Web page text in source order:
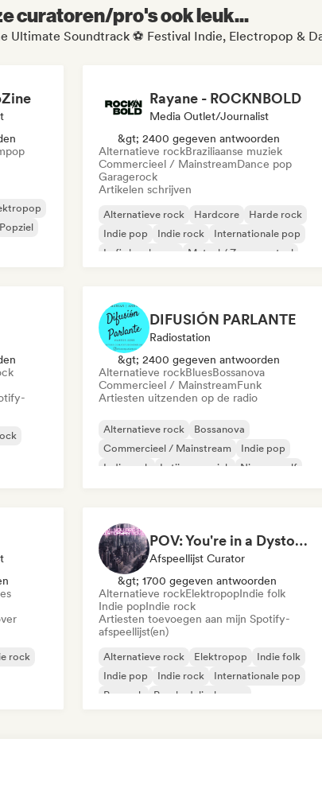
curatoren/pro's ook leuk...
Ultimate Soundtrack ⚽️ Festival Indie, Electropop &
Popziel
Rayane - ROCKNBOLD
Media Outlet/Journalist
&gt; 2400 gegeven antwoorden
Alternatieve rockBraziliaanse muziek
Commercieel / MainstreamDance pop
Garagerock
Artikelen schrijven
Alternatieve rock Hardcore
Harde rock
Indie pop
Indie rock
Internationale pop
Lofi slaapkamer
Metaal / Zwaar metaal
DIFUSIÓN PARLANTE
Radiostation
&gt; 2400 gegeven antwoorden
Alternatieve rockBluesBossanova
Commercieel / MainstreamFunk
Artiesten uitzenden op de radio
Alternatieve rock
Bossanova
Commercieel / Mainstream
Indie pop
Indie rock
Latijnse muziek
Nieuwe golf
rock
POV: You're in a Dystopian Movie
Afspeellijst Curator
&gt; 1700 gegeven antwoorden
Alternatieve rockElektropopIndie folk
Indie popIndie rock
Artiesten toevoegen aan mijn Spotify-
afspeellijst(en)
Alternatieve rock Elektropop
Indie folk
Indie pop
Indie rock
Internationale pop
Poprock
Psychedelische pop